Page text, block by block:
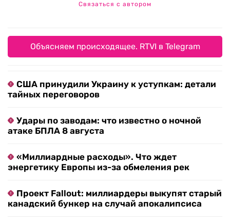
Связаться с автором
Объясняем происходящее. RTVI в Telegram
США принудили Украину к уступкам: детали
тайных переговоров
Удары по заводам: что известно о ночной
атаке БПЛА 8 августа
«Миллиардные расходы». Что ждет
энергетику Европы из-за обмеления рек
Проект Fallout: миллиардеры выкупят старый
канадский бункер на случай апокалипсиса